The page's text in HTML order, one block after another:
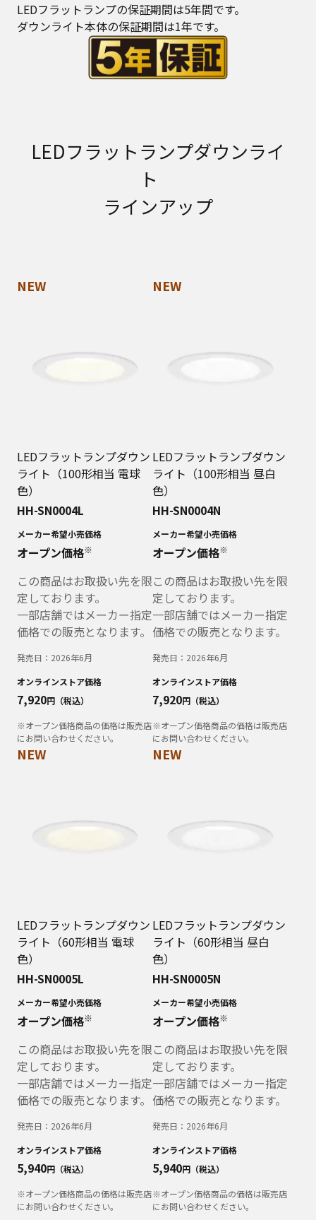
LEDフラットランプの保証期間は5年間です。
ダウンライト本体の保証期間は1年です。
LEDフラットランプダウンライ
ト
ラインアップ
NEW
LEDフラットランプダウン
ライト（100形相当 電球
色）
HH-SN0004L
メーカー希望小売価格
オープン価格※
この商品はお取扱い先を限
定しております。
一部店舗ではメーカー指定
価格での販売となります。
発売日： 2026年6月
オンラインストア価格
7,920円（税込）
※オープン価格商品の価格は販売店
にお問い合わせください。
NEW
LEDフラットランプダウン
ライト（100形相当 昼白
色）
HH-SN0004N
メーカー希望小売価格
オープン価格※
この商品はお取扱い先を限
定しております。
一部店舗ではメーカー指定
価格での販売となります。
発売日： 2026年6月
オンラインストア価格
7,920円（税込）
※オープン価格商品の価格は販売店
にお問い合わせください。
NEW
LEDフラットランプダウン
ライト（60形相当 電球
色）
HH-SN0005L
メーカー希望小売価格
オープン価格※
この商品はお取扱い先を限
定しております。
一部店舗ではメーカー指定
価格での販売となります。
発売日： 2026年6月
オンラインストア価格
5,940円（税込）
※オープン価格商品の価格は販売店
にお問い合わせください。
NEW
LEDフラットランプダウン
ライト（60形相当 昼白
色）
HH-SN0005N
メーカー希望小売価格
オープン価格※
この商品はお取扱い先を限
定しております。
一部店舗ではメーカー指定
価格での販売となります。
発売日： 2026年6月
オンラインストア価格
5,940円（税込）
※オープン価格商品の価格は販売店
にお問い合わせください。